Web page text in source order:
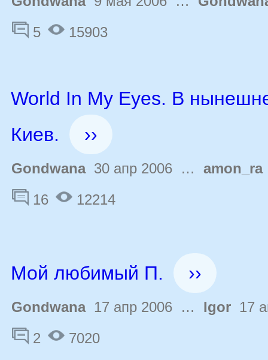
5
15903
World In My Eyes. В
Киев.
››
Gondwana30 апр 2006 … amon_ra
16
12214
Мой любимый П. ››
Gondwana17 апр 2006 … Igor 17
2
7020